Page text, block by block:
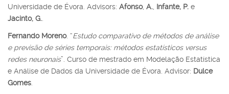
Universidade de Évora. Advisors: Afonso, A. Infante, P. e
Jacinto, G.
Fernando Moreno. “Estudo comparativo de métodos de análise
e previsão de séries temporais: métodos estatísticos versus
redes neuronais”. Curso de mestrado em Modelação Estatística
e Análise de Dados da Universidade de Évora. Advisor: Dulce
Gomes